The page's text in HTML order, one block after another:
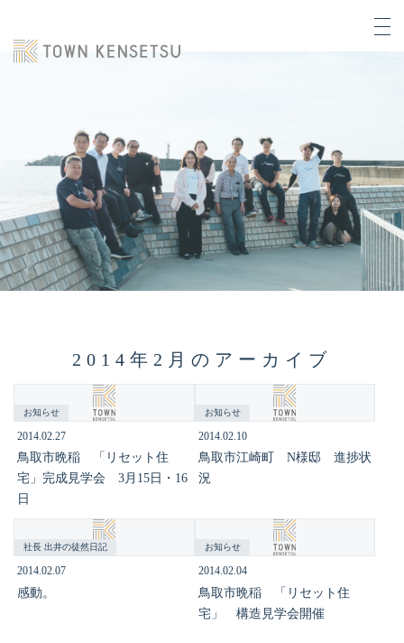
2014年2月のアーカイブ
お知らせ
2014.02.27
鳥取市晩稲 「リセット住
宅」完成見学会 3月15日・16
日
お知らせ
2014.02.10
鳥取市江崎町 N様邸 進捗状
況
社長 出井の徒然日記
2014.02.07
感動。
お知らせ
2014.02.04
鳥取市晩稲 「リセット住
宅」 構造見学会開催